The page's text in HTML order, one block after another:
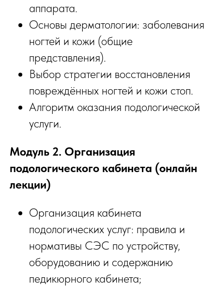
аппарата.
Основы дерматологии: заболевания
ногтей и кожи (общие
представления).
Выбор стратегии восстановления
повреждённых ногтей и кожи стоп.
Алгоритм оказания подологической
услуги.
Модуль 2. Организация
подологического кабинета (онлайн
лекции)
Организация кабинета
подологических услуг: правила и
нормативы СЭС по устройству,
оборудованию и содержанию
педикюрного кабинета;